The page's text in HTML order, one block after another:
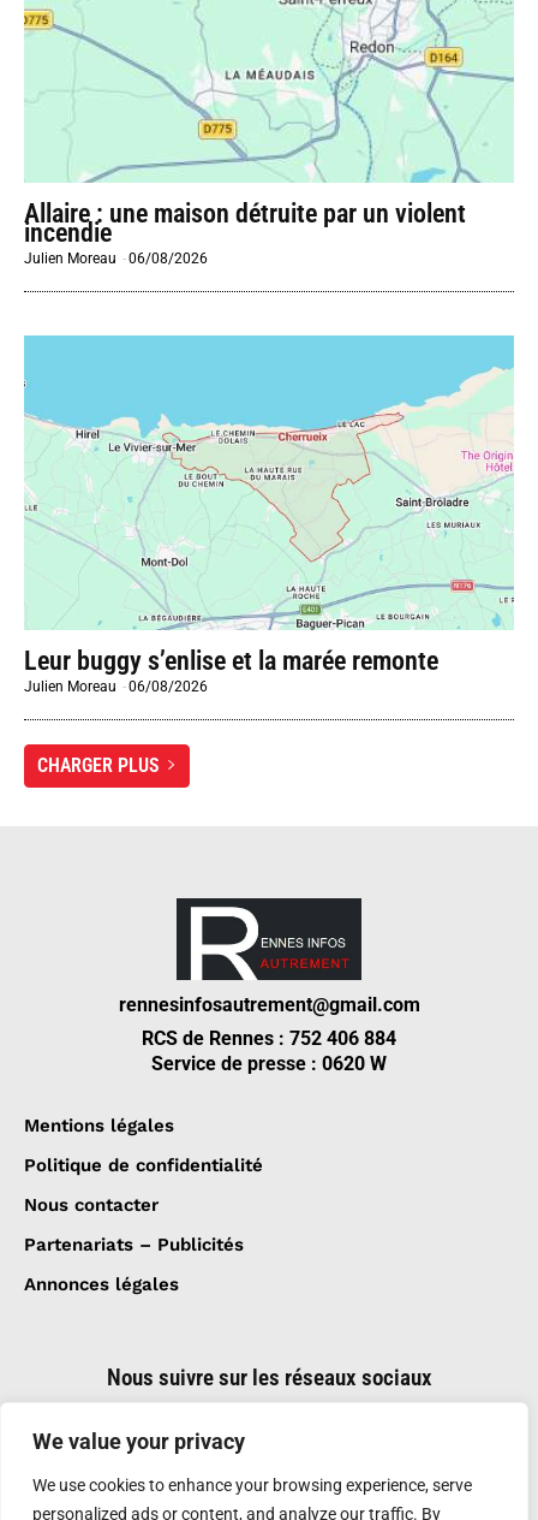
We value your privacy
We use cookies to enhance your browsing experience, serve
personalized ads or content, and analyze our traffic. By
Allaire : une maison détruite par un violent
incendie
Julien Moreau -06/08/2026
Leur buggy s’enlise et la marée remonte
Julien Moreau -06/08/2026
CHARGER PLUS
rennesinfosautrement@gmail.com
RCS de Rennes : 752 406 884
Service de presse : 0620 W
Mentions légales
Politique de confidentialité
Nous contacter
Partenariats – Publicités
Annonces légales
Nous suivre sur les réseaux sociaux